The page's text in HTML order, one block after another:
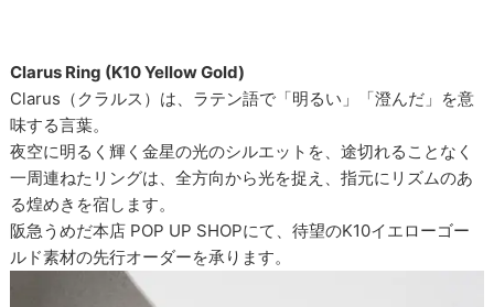
Clarus Ring (K10 Yellow Gold)
Clarus（クラルス）は、ラテン語で「明るい」「澄んだ」を意
味する言葉。
夜空に明るく輝く金星の光のシルエットを、途切れることなく
一周連ねたリングは、全方向から光を捉え、指元にリズムのあ
る煌めきを宿します。
阪急うめだ本店 POP UP SHOPにて、待望のK10イエローゴー
ルド素材の先行オーダーを承ります。